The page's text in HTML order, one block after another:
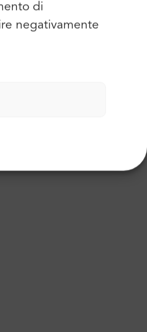
di
negativamente